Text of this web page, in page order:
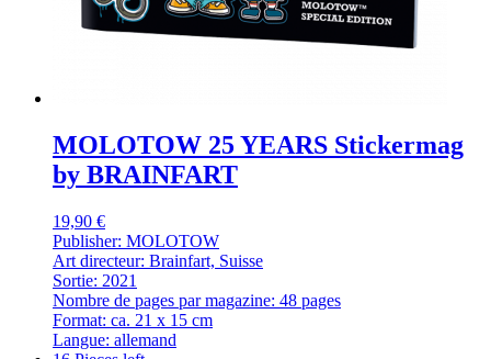
MOLOTOW 25 YEARS Stickermag
by BRAINFART
19,90 €
Publisher: MOLOTOW
Art directeur: Brainfart, Suisse
Sortie: 2021
Nombre de pages par magazine: 48 pages
Format: ca. 21 x 15 cm
Langue: allemand